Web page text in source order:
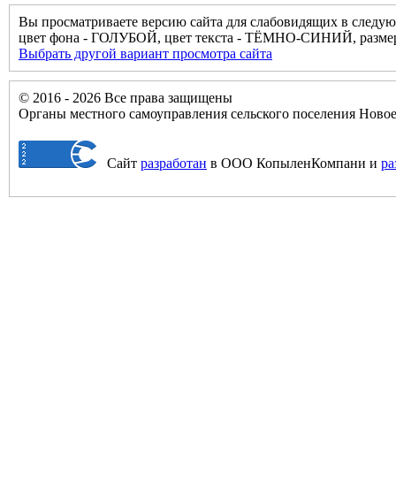
Вы просматриваете версию сайта для слабовидящих в
цвет фона - ГОЛУБОЙ, цвет текста - ТЁМНО-СИНИЙ,
Выбрать другой вариант просмотра сайта
© 2016 - 2026 Все права защищены
Органы местного самоуправления сельского поселения
Сайт разработан в ООО КопыленКомпани и